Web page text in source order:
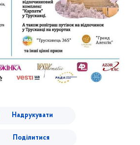
Надрукувати
Поділитися